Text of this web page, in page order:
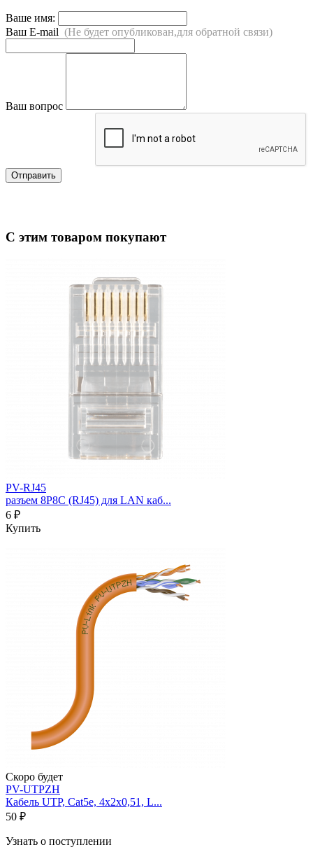
Ваше имя:
Ваш E-mail (Не будет опубликован,для обратной связи)
Ваш вопрос
Отправить
С этим товаром покупают
PV-RJ45
разъем 8P8C (RJ45) для LAN каб...
6 ₽
Купить
Скоро будет
PV-UTPZH
Кабель UTP, Cat5e, 4х2х0,51, L...
50 ₽
Узнать о поступлении